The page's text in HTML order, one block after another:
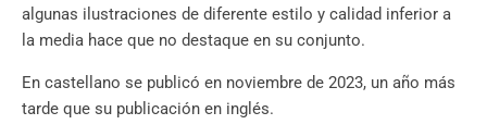
algunas ilustraciones de diferente estilo y calidad inferior a
la media hace que no destaque en su conjunto.
En castellano se publicó en noviembre de 2023, un año más
tarde que su publicación en inglés.